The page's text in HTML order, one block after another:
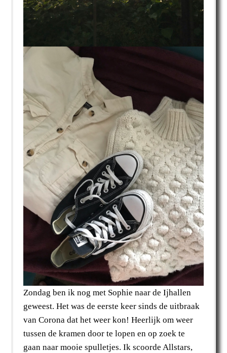
Zondag ben ik nog met Sophie naar de Ijhallen
geweest. Het was de eerste keer sinds de uitbraak
van Corona dat het weer kon! Heerlijk om weer
tussen de kramen door te lopen en op zoek te
gaan naar mooie spulletjes. Ik scoorde Allstars,